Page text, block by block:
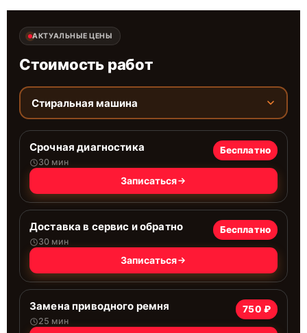
АКТУАЛЬНЫЕ ЦЕНЫ
Стоимость работ
Стиральная машина
Срочная диагностика
30 мин
Бесплатно
Записаться
Доставка в сервис и обратно
30 мин
Бесплатно
Записаться
Замена приводного ремня
25 мин
750 ₽